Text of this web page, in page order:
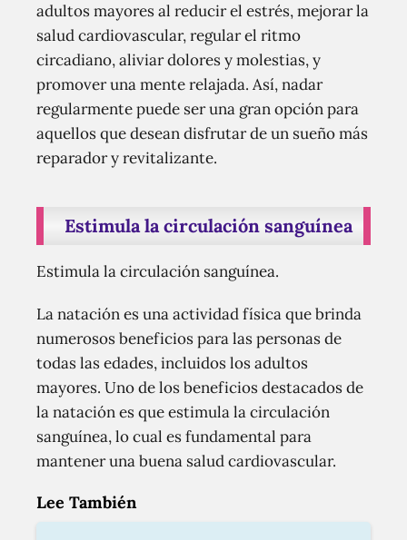
adultos mayores al reducir el estrés, mejorar la
salud cardiovascular, regular el ritmo
circadiano, aliviar dolores y molestias, y
promover una mente relajada. Así, nadar
regularmente puede ser una gran opción para
aquellos que desean disfrutar de un sueño más
reparador y revitalizante.
Estimula la circulación sanguínea
Estimula la circulación sanguínea.
La natación es una actividad física que brinda
numerosos beneficios para las personas de
todas las edades, incluidos los adultos
mayores. Uno de los beneficios destacados de
la natación es que estimula la circulación
sanguínea, lo cual es fundamental para
mantener una buena salud cardiovascular.
Lee También